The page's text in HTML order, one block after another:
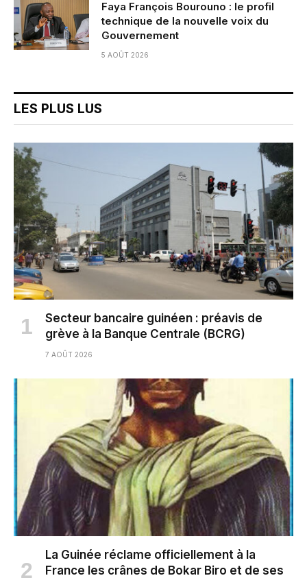
Faya François Bourouno : le profil
technique de la nouvelle voix du
Gouvernement
5 AOÛT 2026
LES PLUS LUS
Secteur bancaire guinéen : préavis de
grève à la Banque Centrale (BCRG)
7 AOÛT 2026
La Guinée réclame officiellement à la
France les crânes de Bokar Biro et de ses